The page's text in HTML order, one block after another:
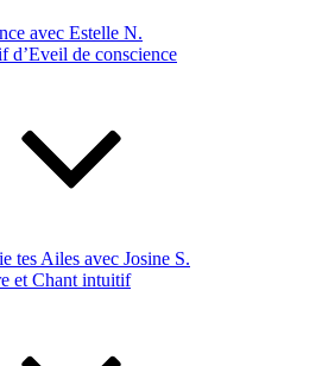
avec Estelle N.
d’Eveil de conscience
tes Ailes avec Josine S.
et Chant intuitif